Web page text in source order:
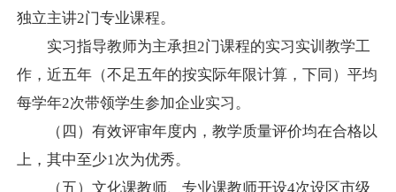
独立主讲2门专业课程。
实习指导教师为主承担2门课程的实习实训教学工
作，近五年（不足五年的按实际年限计算，下同）平均
每学年2次带领学生参加企业实习。
（四）有效评审年度内，教学质量评价均在合格以
上，其中至少1次为优秀。
（五）文化课教师、专业课教师开设4次设区市级